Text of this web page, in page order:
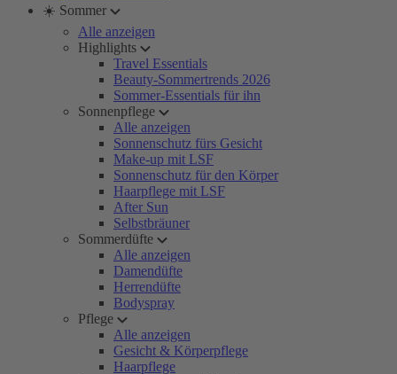
☀️ Sommer
Alle anzeigen
Highlights
Travel Essentials
Beauty-Sommertrends 2026
Sommer-Essentials für ihn
Sonnenpflege
Alle anzeigen
Sonnenschutz fürs Gesicht
Make-up mit LSF
Sonnenschutz für den Körper
Haarpflege mit LSF
After Sun
Selbstbräuner
Sommerdüfte
Alle anzeigen
Damendüfte
Herrendüfte
Bodyspray
Pflege
Alle anzeigen
Gesicht & Körperpflege
Haarpflege